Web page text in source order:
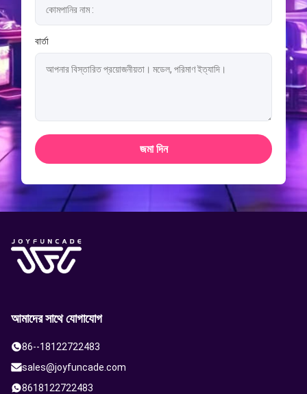
বার্তা
জমা দিন
আমাদের সাথে যোগাযোগ
86--18122722483
sales@joyfuncade.com
8618122722483